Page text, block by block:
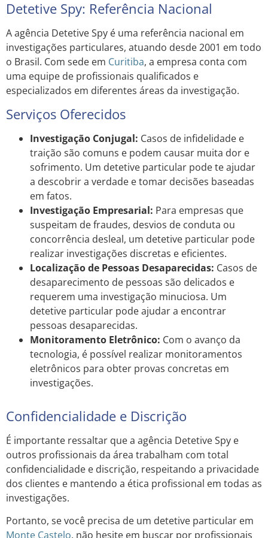
Detetive Spy: Referência Nacional
A agência Detetive Spy é uma referência nacional em
investigações particulares, atuando desde 2001 em todo
o Brasil. Com sede em Curitiba, a empresa conta com
uma equipe de profissionais qualificados e
especializados em diferentes áreas da investigação.
Serviços Oferecidos
Investigação Conjugal: Casos de infidelidade e
traição são comuns e podem causar muita dor e
sofrimento. Um detetive particular pode te ajudar
a descobrir a verdade e tomar decisões baseadas
em fatos.
Investigação Empresarial: Para empresas que
suspeitam de fraudes, desvios de conduta ou
concorrência desleal, um detetive particular pode
realizar investigações discretas e eficientes.
Localização de Pessoas Desaparecidas: Casos de
desaparecimento de pessoas são delicados e
requerem uma investigação minuciosa. Um
detetive particular pode ajudar a encontrar
pessoas desaparecidas.
Monitoramento Eletrônico: Com o avanço da
tecnologia, é possível realizar monitoramentos
eletrônicos para obter provas concretas em
investigações.
Confidencialidade e Discrição
É importante ressaltar que a agência Detetive Spy e
outros profissionais da área trabalham com total
confidencialidade e discrição, respeitando a privacidade
dos clientes e mantendo a ética profissional em todas as
investigações.
Portanto, se você precisa de um detetive particular em
Monte Castelo, não hesite em buscar por profissionais